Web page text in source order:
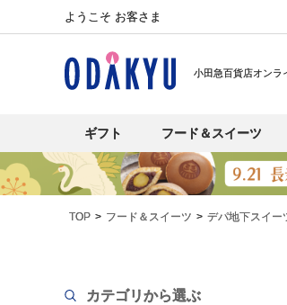
ようこそ お客さま
小田急百貨店オンラ
ギフト フード＆スイーツ
TOP フード＆スイーツ デパ地下スイー
カテゴリから選ぶ